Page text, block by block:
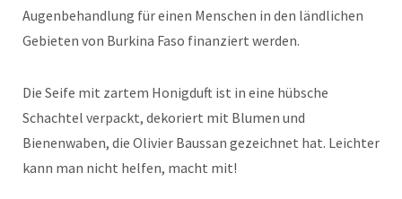
Augenbehandlung für einen Menschen in den ländlichen
Gebieten von Burkina Faso finanziert werden.
Die Seife mit zartem Honigduft ist in eine hübsche
Schachtel verpackt, dekoriert mit Blumen und
Bienenwaben, die Olivier Baussan gezeichnet hat. Leichter
kann man nicht helfen, macht mit!